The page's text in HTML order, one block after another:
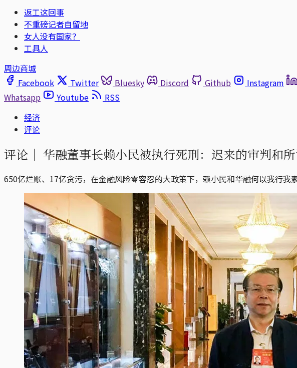
返工这回事
不重磅记者自留地
女人没有国家？
工具人
周边商城
Facebook
Twitter Bluesky Discord Github Instagram
Whatsapp
Youtube
RSS
经济
评论
评论｜ 华融董事长赖小民被执行死刑：迟来的审判和
650亿烂账、17亿贪污，在金融风险零容忍的大政策下，赖小民和华融何以我行我